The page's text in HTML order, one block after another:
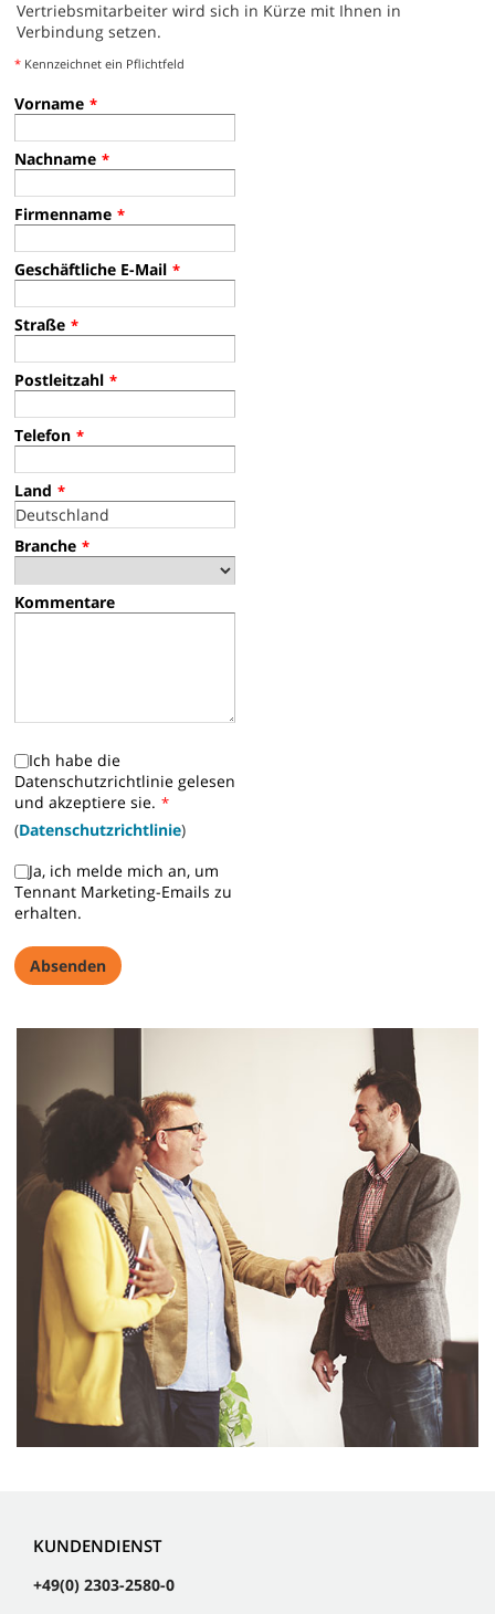
Vertriebsmitarbeiter wird sich in Kürze mit Ihnen in
Verbindung setzen.
* Kennzeichnet ein Pflichtfeld
Vorname *
Nachname *
Firmenname *
Geschäftliche E-Mail *
Straße *
Postleitzahl *
Telefon *
Land *
Branche *
Kommentare
Ich habe die
Datenschutzrichtlinie gelesen
und akzeptiere sie. *
(Datenschutzrichtlinie)
Ja, ich melde mich an, um
Tennant Marketing-Emails zu
erhalten.
KUNDENDIENST
+49(0) 2303-2580-0